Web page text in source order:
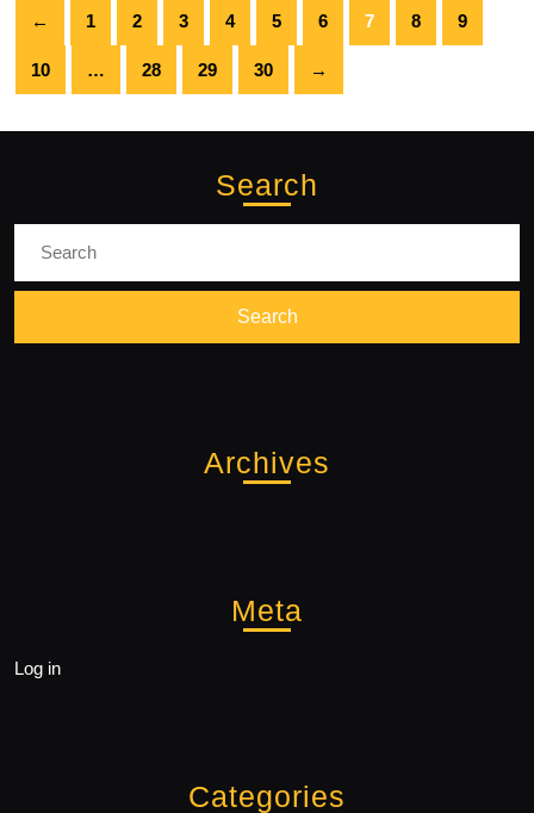
← 1 2 3 4 5 6 7 8 9
10 … 28 29 30 →
Search
Archives
Meta
Log in
Categories